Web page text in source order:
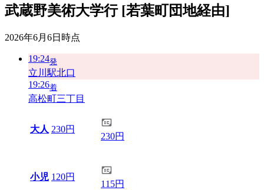
武蔵野美術大学行 [若葉町団地経由]
2026年6月6日 時点
19:24発
立川駅北口
19:26着
高松町三丁目
大人 230円
230円
小児 120円
115円